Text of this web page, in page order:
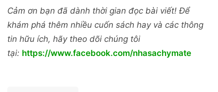
Cảm ơn bạn đã dành thời gian đọc bài viết! Để
khám phá thêm nhiều cuốn sách hay và các thông
tin hữu ích, hãy theo dõi chúng tôi
tại: https://www.facebook.com/nhasachymate